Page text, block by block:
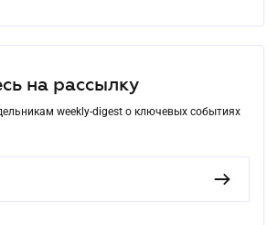
на рассылку
weekly-digest о ключевых событиях